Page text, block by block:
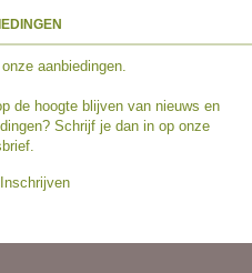
onze aanbiedingen.
de hoogte blijven van nieuws en
Schrijf je dan in op onze